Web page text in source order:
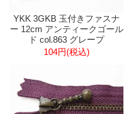
YKK 3GKB 玉付きファスナ
ー 12cm アンティークゴール
ド col.863 グレープ
104円(税込)